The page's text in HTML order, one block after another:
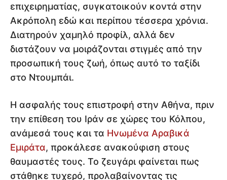
επιχειρηματίας, συγκατοικούν κοντά στην
Ακρόπολη εδώ και περίπου τέσσερα χρόνια.
Διατηρούν χαμηλό προφίλ, αλλά δεν
διστάζουν να μοιράζονται στιγμές από την
προσωπική τους ζωή, όπως αυτό το ταξίδι
στο Ντουμπάι.
Η ασφαλής τους επιστροφή στην Αθήνα, πριν
την επίθεση του Ιράν σε χώρες του Κόλπου,
ανάμεσά τους και τα Ηνωμένα Αραβικά
Εμιράτα, προκάλεσε ανακούφιση στους
θαυμαστές τους. Το ζευγάρι φαίνεται πως
στάθηκε τυχερό, προλαβαίνοντας τις